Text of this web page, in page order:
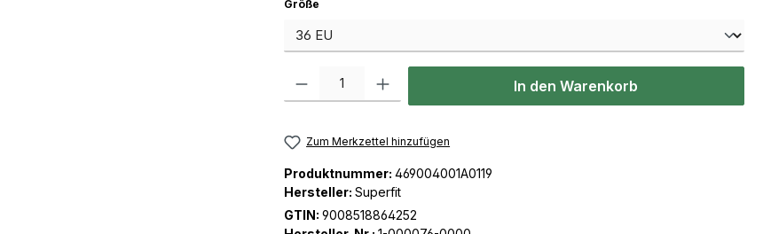
Größeauswählen
Produkt Anzahl: Gib den gewünschten Wert ein oder benutze die Schaltflächen
In den Warenkorb
Zum Merkzettel hinzufügen
Produktnummer: 469004001A0119
Hersteller: Superfit
GTIN: 9008518864252